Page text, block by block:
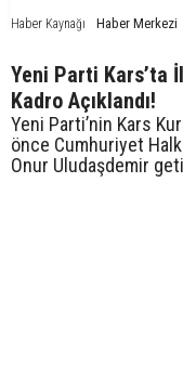
Haber Kaynağı Haber Merkezi
Yeni Parti Kars’ta
Kadro Açıklandı!
Yeni Parti’nin Kars
önce Cumhuriyet
Onur Uludaşdemir